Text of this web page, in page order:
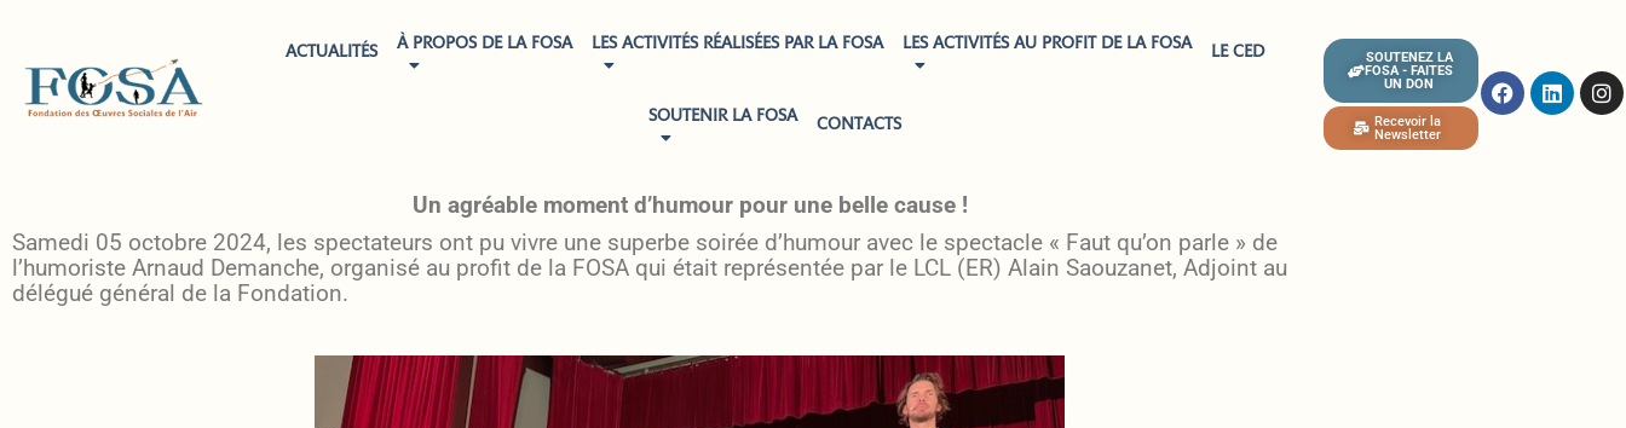
ACTUALITÉS
À PROPOS DE LA FOSA LES ACTIVITÉS RÉALISÉES PAR LA FOSA LES ACTIVITÉS AU PROFIT DE LA FOSA
LE CED
SOUTENIR LA FOSA
CONTACTS
SOUTENEZ LA
FOSA - FAITES
UN DON
Recevoir la
Newsletter
Un agréable moment d’humour pour une belle cause !
Samedi 05 octobre 2024, les spectateurs ont pu vivre une superbe soirée d’humour avec le spectacle « Faut qu’on parle » de
l’humoriste Arnaud Demanche, organisé au profit de la FOSA qui était représentée par le LCL (ER) Alain Saouzanet, Adjoint au
délégué général de la Fondation.